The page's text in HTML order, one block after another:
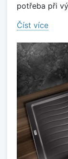
potřeba při
Číst více